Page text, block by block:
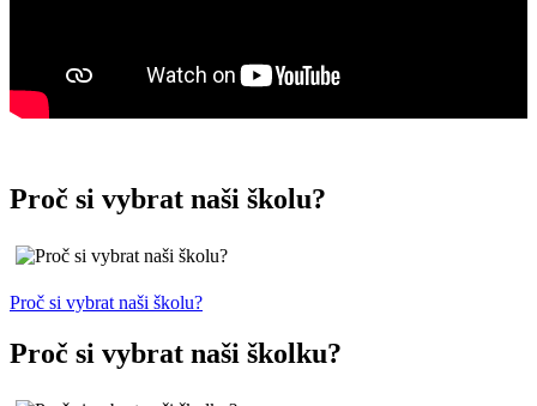
Proč si vybrat naši školu?
Proč si vybrat naši školu?
Proč si vybrat naši školku?